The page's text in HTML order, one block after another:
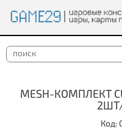
MESH-КОМПЛЕКТ
Код: